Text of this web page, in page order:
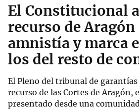
El Constitucional
recurso de
amnistía y marca
los del resto de
El Pleno del tribunal de
recurso de las Cortes de Aragón,
presentado desde una